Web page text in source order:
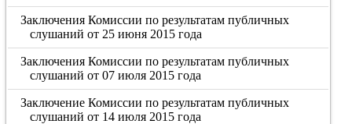
Заключения Комиссии по результатам публичных
слушаний от 25 июня 2015 года
Заключения Комиссии по результатам публичных
слушаний от 07 июля 2015 года
Заключение Комиссии по результатам публичных
слушаний от 14 июля 2015 года